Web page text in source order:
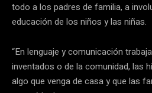
todo a los padres de familia, a
educación de los niños y las niñas.
“En lenguaje y comunicación
inventados o de la comunidad, las
algo que venga de casa y que las